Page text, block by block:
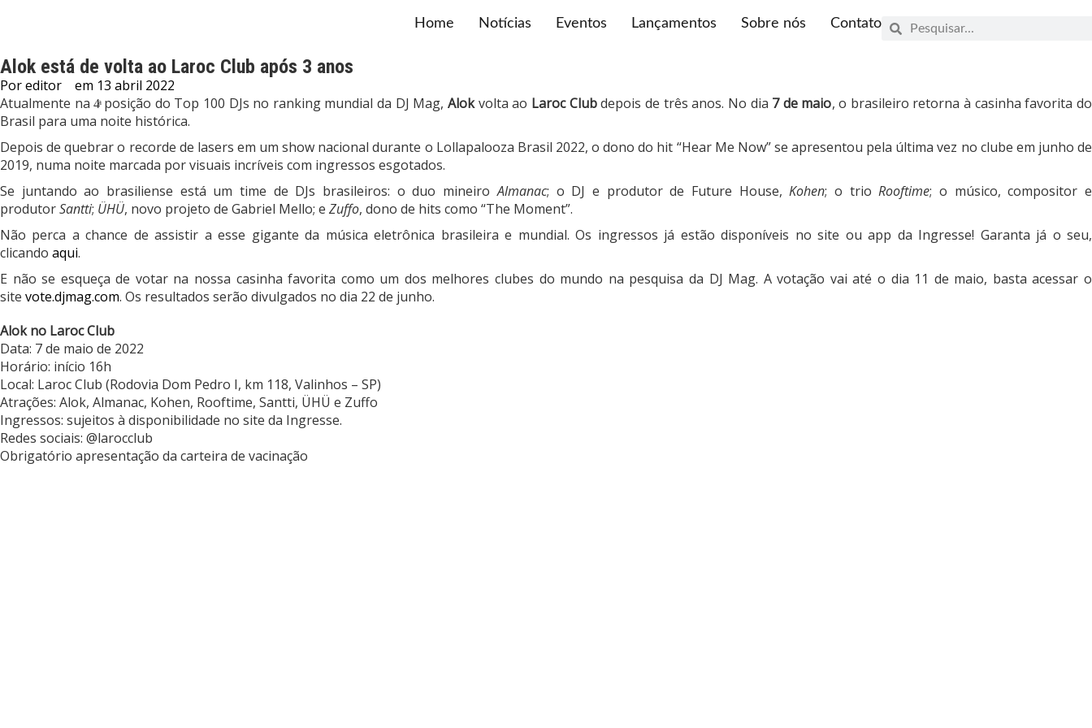
Home Notícias Eventos Lançamentos Sobre nós Contato
Alok está de volta ao Laroc Club após 3 anos
Poreditor em 13 abril 2022
Atualmente na 4ͣ posição do Top 100 DJs no ranking mundial da DJ Mag,Alokvolta ao Laroc Clubdepois de três anos. No dia 7 de maio, o brasileiro retorna à casinha favorita do
Brasil para uma noite histórica.
Depois de quebrar o recorde de lasers em um show nacional durante o Lollapalooza Brasil 2022, o dono do hit “Hear Me Now” se apresentou pela última vez no clube em junho de
2019, numa noite marcada por visuais incríveis com ingressos esgotados.
Se juntando ao brasiliense está um time de DJs brasileiros: o duo mineiroAlmanac; o DJ e produtor de Future House,Kohen; o trioRooftime; o músico, compositor e
produtorSantti; ÜHÜ, novo projeto de Gabriel Mello; e Zuffo, dono de hits como “The Moment”.
Não perca a chance de assistir a esse gigante da música eletrônica brasileira e mundial. Os ingressos já estão disponíveis no site ou app da Ingresse! Garanta já o seu,
clicando aqui.
E não se esqueça de votar na nossa casinha favorita como um dos melhores clubes do mundo na pesquisa da DJ Mag. A votação vai até o dia 11 de maio, basta acessar o
site vote.djmag.com. Os resultados serão divulgados no dia 22 de junho.
Alok no Laroc Club
Data: 7 de maio de 2022
Horário: início 16h
Local: Laroc Club (Rodovia Dom Pedro I, km 118, Valinhos – SP)
Atrações: Alok, Almanac, Kohen, Rooftime, Santti, ÜHÜ e Zuffo
Ingressos: sujeitos à disponibilidade no site da Ingresse.
Redes sociais: @larocclub
Obrigatório apresentação da carteira de vacinação